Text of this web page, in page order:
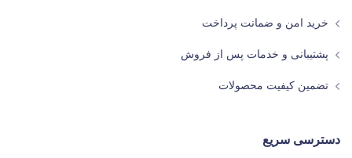
خرید امن و ضمانت پرداخت
پشتیبانی و خدمات پس از فروش
تضمین کیفیت محصولات
دسترسی سریع